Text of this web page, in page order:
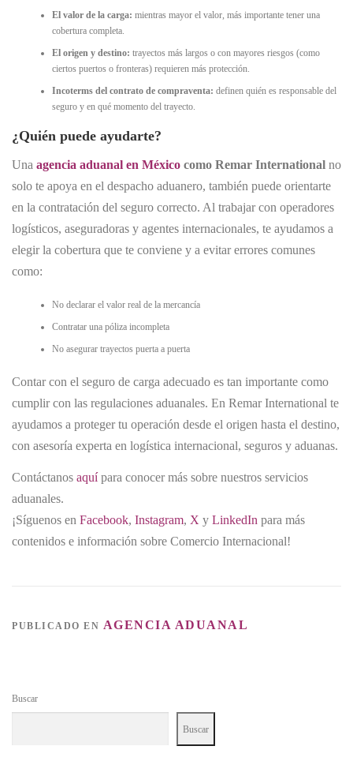
El valor de la carga: mientras mayor el valor, más importante tener una
cobertura completa.
El origen y destino: trayectos más largos o con mayores riesgos (como
ciertos puertos o fronteras) requieren más protección.
Incoterms del contrato de compraventa: definen quién es responsable del
seguro y en qué momento del trayecto.
¿Quién puede ayudarte?
Una agencia aduanal en México como Remar International no
solo te apoya en el despacho aduanero, también puede orientarte
en la contratación del seguro correcto. Al trabajar con operadores
logísticos, aseguradoras y agentes internacionales, te ayudamos a
elegir la cobertura que te conviene y a evitar errores comunes
como:
No declarar el valor real de la mercancía
Contratar una póliza incompleta
No asegurar trayectos puerta a puerta
Contar con el seguro de carga adecuado es tan importante como
cumplir con las regulaciones aduanales. En Remar International te
ayudamos a proteger tu operación desde el origen hasta el destino,
con asesoría experta en logística internacional, seguros y aduanas.
Contáctanos aquípara conocer más sobre nuestros servicios
aduanales.
¡Síguenos en Facebook, Instagram, X y LinkedIn para más
contenidos e información sobre Comercio Internacional!
PUBLICADO EN AGENCIA ADUANAL
Buscar
Buscar